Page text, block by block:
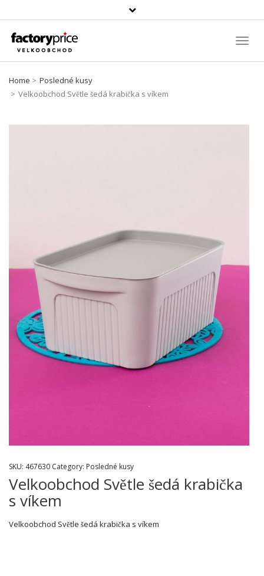
Vyhledávání
Home
Posledné kusy
Velkoobchod Světle šedá krabička s víkem
SKU: 467630 Category: Posledné kusy
Velkoobchod Světle šedá krabička
s víkem
Velkoobchod Světle šedá krabička s víkem